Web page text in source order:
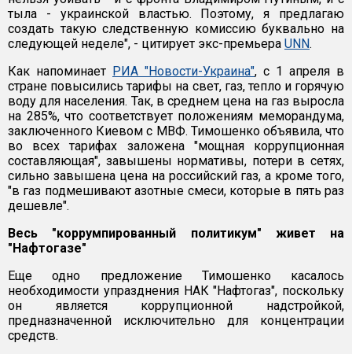
тыла - украинской властью. Поэтому, я предлагаю
создать такую следственную комиссию буквально на
следующей неделе", - цитирует экс-премьера UNN.
Как напоминает РИА "Новости-Украина", с 1 апреля в
стране повысились тарифы на свет, газ, тепло и горячую
воду для населения. Так, в среднем цена на газ выросла
на 285%, что соответствует положениям меморандума,
заключенного Киевом с МВФ. Тимошенко объявила, что
во всех тарифах заложена "мощная коррупционная
составляющая", завышены нормативы, потери в сетях,
сильно завышена цена на российский газ, а кроме того,
"в газ подмешивают азотные смеси, которые в пять раз
дешевле".
Весь "коррумпированный политикум" живет на
"Нафтогазе"
Еще одно предложение Тимошенко касалось
необходимости упразднения НАК "Нафтогаз", поскольку
он является коррупционной надстройкой,
предназначенной исключительно для концентрации
средств.